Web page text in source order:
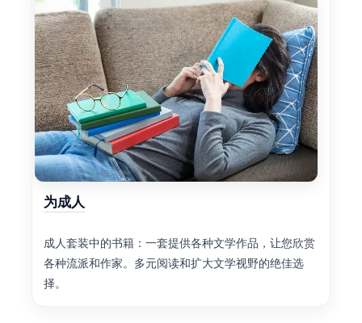
为成人
成人套装中的书籍：一套提供各种文学作品，让您欣赏
各种流派和作家。多元阅读和扩大文学视野的绝佳选
择。